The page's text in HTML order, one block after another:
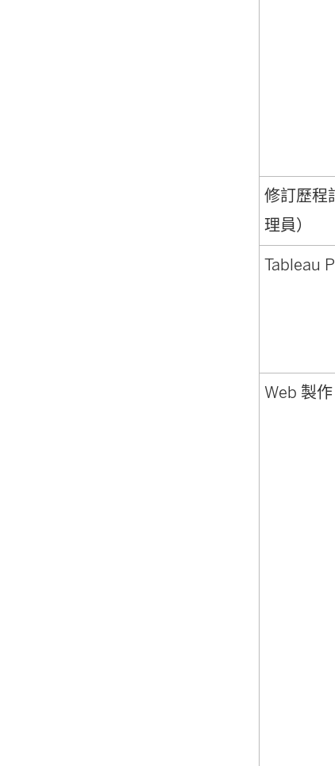
修訂歷程
理員）
Tableau
Web 製作